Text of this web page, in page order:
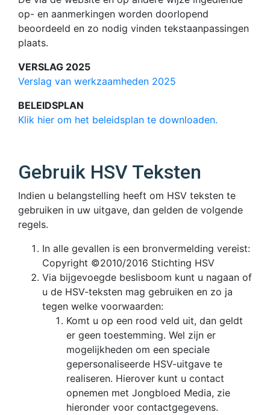
op- en aanmerkingen worden doorlopend
beoordeeld en zo nodig vinden tekstaanpassingen
plaats.
VERSLAG 2025
Verslag van werkzaamheden 2025
BELEIDSPLAN
Klik hier om het beleidsplan te downloaden.
Gebruik HSV Teksten
Indien u belangstelling heeft om HSV teksten te
gebruiken in uw uitgave, dan gelden de volgende
regels.
In alle gevallen is een bronvermelding vereist:
Copyright ©2010/2016 Stichting HSV
Via bijgevoegde beslisboom kunt u nagaan of
u de HSV-teksten mag gebruiken en zo ja
tegen welke voorwaarden:
Komt u op een rood veld uit, dan geldt
er geen toestemming. Wel zijn er
mogelijkheden om een speciale
gepersonaliseerde HSV-uitgave te
realiseren. Hierover kunt u contact
opnemen met Jongbloed Media, zie
hieronder voor contactgegevens.